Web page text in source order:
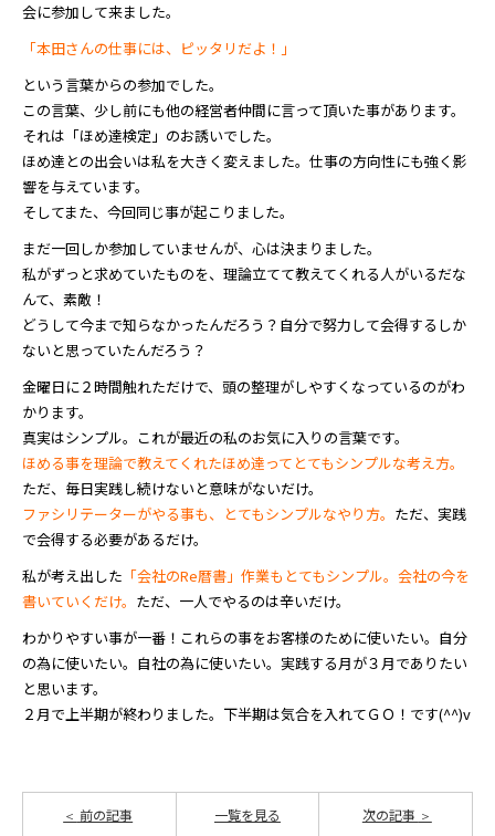
会に参加して来ました。
「本田さんの仕事には、ピッタリだよ！」
という言葉からの参加でした。
この言葉、少し前にも他の経営者仲間に言って頂いた事があります。
それは「ほめ達検定」のお誘いでした。
ほめ達との出会いは私を大きく変えました。仕事の方向性にも強く影
響を与えています。
そしてまた、今回同じ事が起こりました。
まだ一回しか参加していませんが、心は決まりました。
私がずっと求めていたものを、理論立てて教えてくれる人がいるだな
んて、素敵！
どうして今まで知らなかったんだろう？自分で努力して会得するしか
ないと思っていたんだろう？
金曜日に２時間触れただけで、頭の整理がしやすくなっているのがわ
かります。
真実はシンプル。これが最近の私のお気に入りの言葉です。
ほめる事を理論で教えてくれたほめ達ってとてもシンプルな考え方。
ただ、毎日実践し続けないと意味がないだけ。
ファシリテーターがやる事も、とてもシンプルなやり方。 ただ、実践
で会得する必要があるだけ。
私が考え出した 「会社のRe暦書」作業もとてもシンプル。会社の今を
書いていくだけ。 ただ、一人でやるのは辛いだけ。
わかりやすい事が一番！これらの事をお客様のために使いたい。自分
の為に使いたい。自社の為に使いたい。実践する月が３月でありたい
と思います。
２月で上半期が終わりました。下半期は気合を入れてＧＯ！です(^^)v
前の記事 次の記事
一覧を見る